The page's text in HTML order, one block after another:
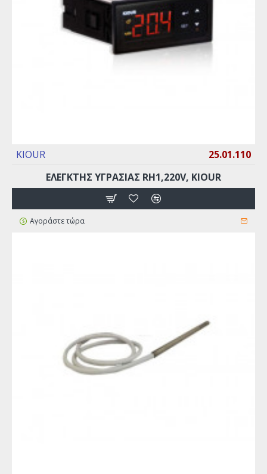
KIOUR
25.01.110
ΕΛΕΓΚΤΗΣ ΥΓΡΑΣΙΑΣ RH1,220V, KIOUR
Αγοράστε τώρα